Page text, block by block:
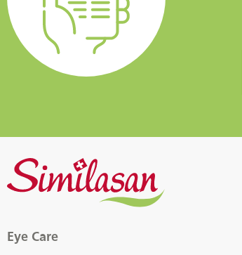
Eye Care